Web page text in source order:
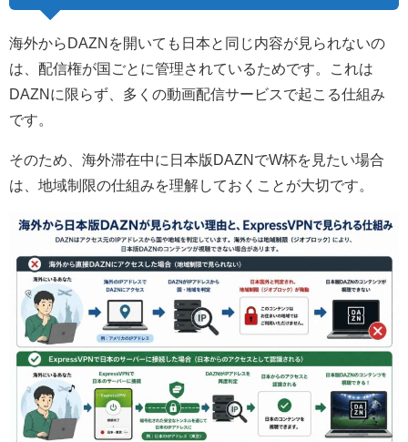
海外からDAZNを開いても日本と同じ内容が見られないの
は、配信権が国ごとに管理されているためです。これは
DAZNに限らず、多くの動画配信サービスで起こる仕組み
です。
そのため、海外滞在中に日本版DAZNでW杯を見たい場合
は、地域制限の仕組みを理解しておくことが大切です。